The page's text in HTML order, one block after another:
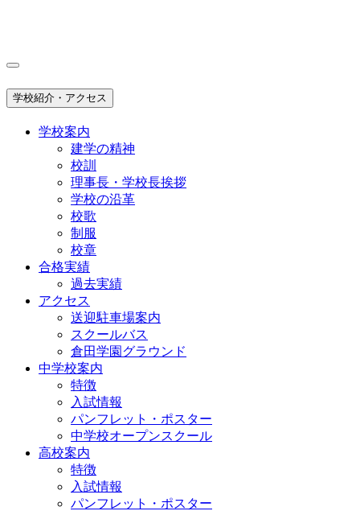
学校紹介・アクセス
学校案内
建学の精神
校訓
理事長・学校長挨拶
学校の沿革
校歌
制服
校章
合格実績
過去実績
アクセス
送迎駐車場案内
スクールバス
倉田学園グラウンド
中学校案内
特徴
入試情報
パンフレット・ポスター
中学校オープンスクール
高校案内
特徴
入試情報
パンフレット・ポスター